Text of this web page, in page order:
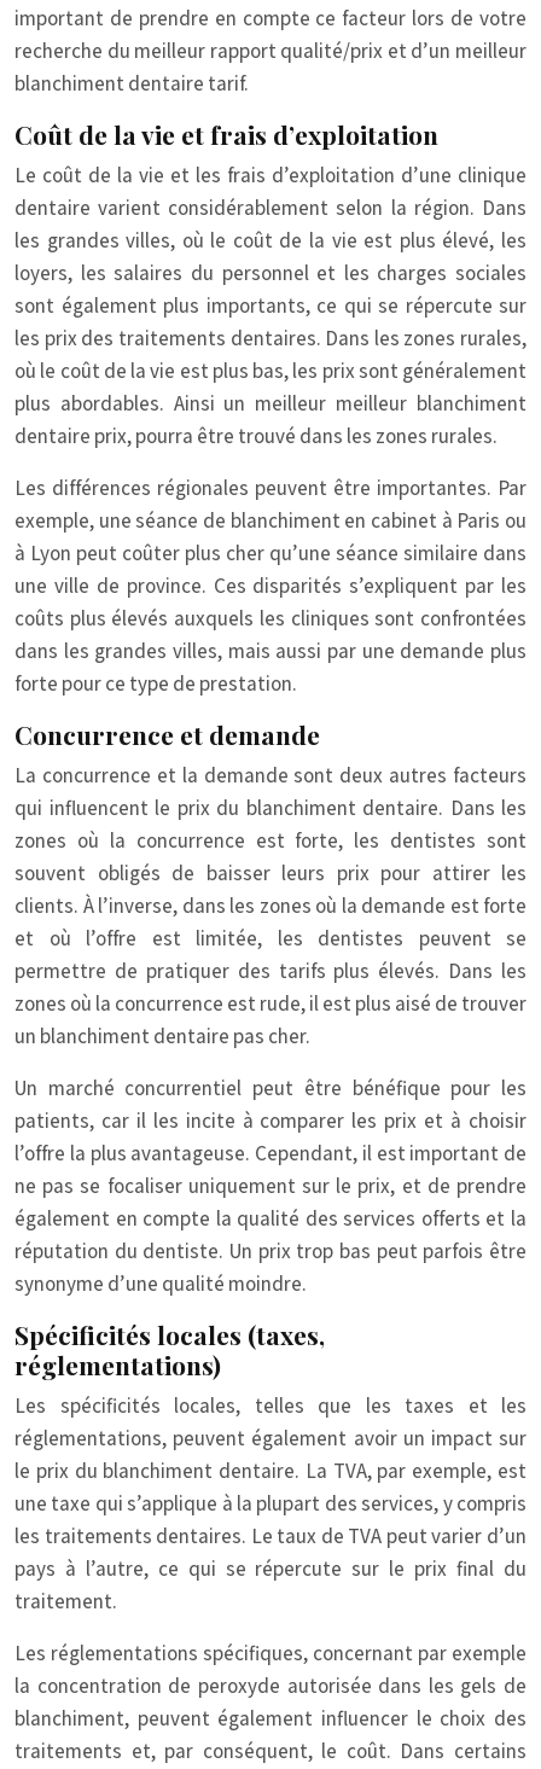
important de prendre en compte ce facteur lors de votre
recherche du meilleur rapport qualité/prix et d’un meilleur
blanchiment dentaire tarif.
Coût de la vie et frais d’exploitation
Le coût de la vie et les frais d’exploitation d’une clinique
dentaire varient considérablement selon la région. Dans
les grandes villes, où le coût de la vie est plus élevé, les
loyers, les salaires du personnel et les charges sociales
sont également plus importants, ce qui se répercute sur
les prix des traitements dentaires. Dans les zones rurales,
où le coût de la vie est plus bas, les prix sont généralement
plus abordables. Ainsi un meilleur meilleur blanchiment
dentaire prix, pourra être trouvé dans les zones rurales.
Les différences régionales peuvent être importantes. Par
exemple, une séance de blanchiment en cabinet à Paris ou
à Lyon peut coûter plus cher qu’une séance similaire dans
une ville de province. Ces disparités s’expliquent par les
coûts plus élevés auxquels les cliniques sont confrontées
dans les grandes villes, mais aussi par une demande plus
forte pour ce type de prestation.
Concurrence et demande
La concurrence et la demande sont deux autres facteurs
qui influencent le prix du blanchiment dentaire. Dans les
zones où la concurrence est forte, les dentistes sont
souvent obligés de baisser leurs prix pour attirer les
clients. À l’inverse, dans les zones où la demande est forte
et où l’offre est limitée, les dentistes peuvent se
permettre de pratiquer des tarifs plus élevés. Dans les
zones où la concurrence est rude, il est plus aisé de trouver
un blanchiment dentaire pas cher.
Un marché concurrentiel peut être bénéfique pour les
patients, car il les incite à comparer les prix et à choisir
l’offre la plus avantageuse. Cependant, il est important de
ne pas se focaliser uniquement sur le prix, et de prendre
également en compte la qualité des services offerts et la
réputation du dentiste. Un prix trop bas peut parfois être
synonyme d’une qualité moindre.
Spécificités locales (taxes,
réglementations)
Les spécificités locales, telles que les taxes et les
réglementations, peuvent également avoir un impact sur
le prix du blanchiment dentaire. La TVA, par exemple, est
une taxe qui s’applique à la plupart des services, y compris
les traitements dentaires. Le taux de TVA peut varier d’un
pays à l’autre, ce qui se répercute sur le prix final du
traitement.
Les réglementations spécifiques, concernant par exemple
la concentration de peroxyde autorisée dans les gels de
blanchiment, peuvent également influencer le choix des
traitements et, par conséquent, le coût. Dans certains